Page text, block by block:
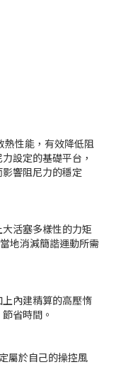
性能，有效降低阻
設定的基礎平台，
響阻尼力的穩定
活塞多樣性的力矩
地消減簡諧運動所需
內建精算的高壓惰
省時間。
屬於自己的操控風